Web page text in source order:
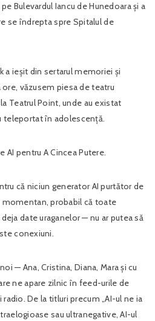
Bulevardul Iancu de Hunedoara și a
se îndrepta spre Spitalul de
a ieșit din sertarul memoriei și
văzusem piesa de teatru
la Teatrul Point, unde au existat
teleportat în adolescență.
AI pentru A Cincea Putere.
că niciun generator AI purtător de
probabil că toate
date uraganelor — nu ar putea să
conexiuni.
— Ana, Cristina, Diana, Mara și cu
ne apare zilnic în feed-urile de
De la titluri precum „AI-ul ne ia
sau ultranegative, AI-ul